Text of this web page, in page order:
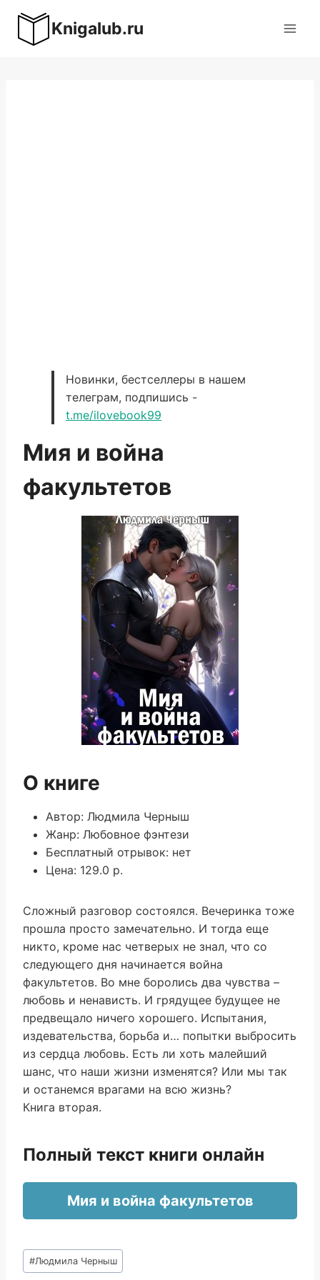
содержимому
Knigalub.ru
Новинки, бестселлеры в нашем
телеграм, подпишись -
t.me/ilovebook99
Мия и война
факультетов
О книге
Автор: Людмила Черныш
Жанр: Любовное фэнтези
Бесплатный отрывок: нет
Цена: 129.0 р.
Сложный разговор состоялся. Вечеринка тоже
прошла просто замечательно. И тогда еще
никто, кроме нас четверых не знал, что со
следующего дня начинается война
факультетов. Во мне боролись два чувства –
любовь и ненависть. И грядущее будущее не
предвещало ничего хорошего. Испытания,
издевательства, борьба и… попытки выбросить
из сердца любовь. Есть ли хоть малейший
шанс, что наши жизни изменятся? Или мы так
и останемся врагами на всю жизнь?
Книга вторая.
Полный текст книги онлайн
Мия и война факультетов
Метки
записи:
#Людмила Черныш